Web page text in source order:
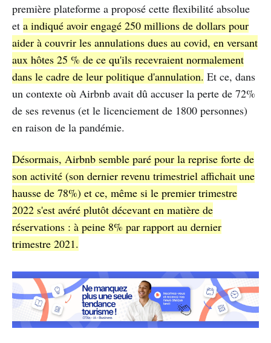
première plateforme a proposé cette flexibilité absolue
et a indiqué avoir engagé 250 millions de dollars pour
aider à couvrir les annulations dues au covid, en versant
aux hôtes 25 % de ce qu'ils recevraient normalement
dans le cadre de leur politique d'annulation. Et ce, dans
un contexte où Airbnb avait dû accuser la perte de 72%
de ses revenus (et le licenciement de 1800 personnes)
en raison de la pandémie.
Désormais, Airbnb semble paré pour la reprise forte de
son activité (son dernier revenu trimestriel affichait une
hausse de 78%) et ce, même si le premier trimestre
2022 s'est avéré plutôt décevant en matière de
réservations : à peine 8% par rapport au dernier
trimestre 2021.